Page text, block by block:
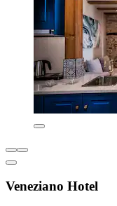
Veneziano Hotel